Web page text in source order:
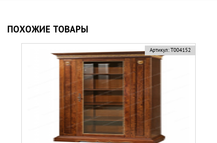
ПОХОЖИЕ ТОВАРЫ
Артикул: Т004152